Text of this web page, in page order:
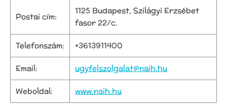
Postai cím:
1125 Budapest, Szilágyi Erzsébet
fasor 22/c.
Telefonszám: +3613911400
Email: ugyfelszolgalat@naih.hu
Weboldal: www.naih.hu